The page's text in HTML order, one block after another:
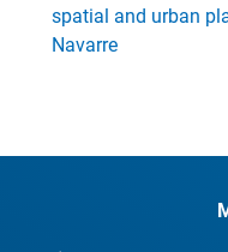
spatial and urban
Navarre